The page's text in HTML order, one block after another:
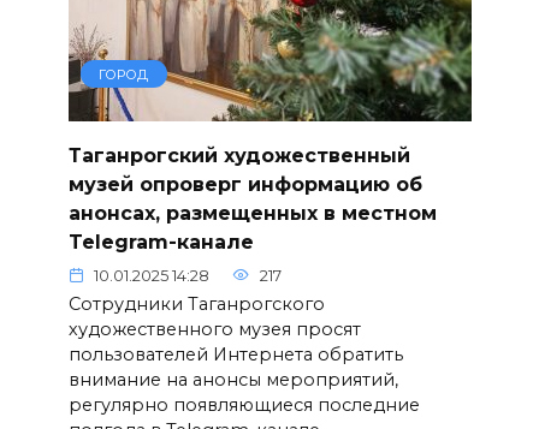
ГОРОД
Таганрогский художественный
музей опроверг информацию об
анонсах, размещенных в местном
Telegram-канале
10.01.2025 14:28 217
Сотрудники Таганрогского
художественного музея просят
пользователей Интернета обратить
внимание на анонсы мероприятий,
регулярно появляющиеся последние